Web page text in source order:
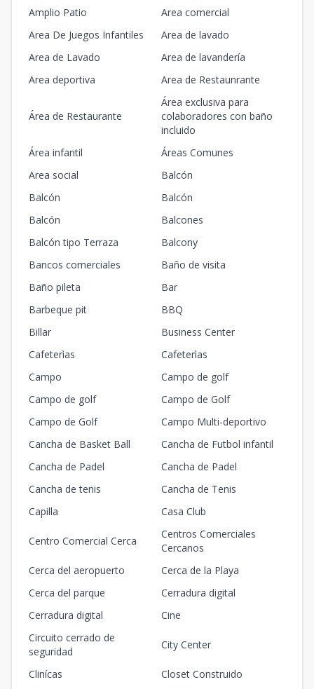
Amplio Patio
Area comercial
Area De Juegos Infantiles
Area de lavado
Area de Lavado
Area de lavandería
Area deportiva
Area de Restaunrante
Área de Restaurante
Área exclusiva para
colaboradores con baño
incluido
Área infantil
Áreas Comunes
Area social
Balcón
Balcón
Balcón
Balcón
Balcones
Balcón tipo Terraza
Balcony
Bancos comerciales
Baño de visita
Baño pileta
Bar
Barbeque pit
BBQ
Billar
Business Center
Cafeterìas
Cafeterìas
Campo
Campo de golf
Campo de golf
Campo de Golf
Campo de Golf
Campo Multi-deportivo
Cancha de Basket Ball
Cancha de Futbol infantil
Cancha de Padel
Cancha de Padel
Cancha de tenis
Cancha de Tenis
Capilla
Casa Club
Centro Comercial Cerca
Centros Comerciales
Cercanos
Cerca del aeropuerto
Cerca de la Playa
Cerca del parque
Cerradura digital
Cerradura digital
Cine
Circuito cerrado de
seguridad
City Center
Clinícas
Closet Construido